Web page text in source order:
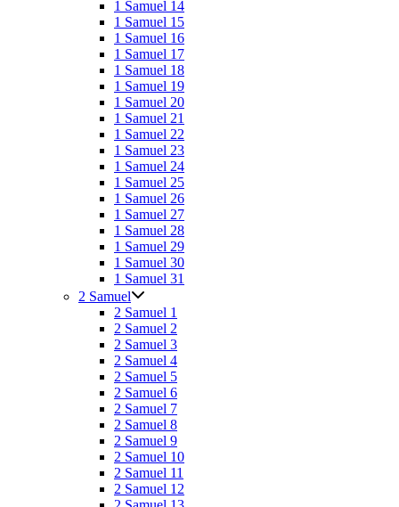
1 Samuel 14
1 Samuel 15
1 Samuel 16
1 Samuel 17
1 Samuel 18
1 Samuel 19
1 Samuel 20
1 Samuel 21
1 Samuel 22
1 Samuel 23
1 Samuel 24
1 Samuel 25
1 Samuel 26
1 Samuel 27
1 Samuel 28
1 Samuel 29
1 Samuel 30
1 Samuel 31
2 Samuel
2 Samuel 1
2 Samuel 2
2 Samuel 3
2 Samuel 4
2 Samuel 5
2 Samuel 6
2 Samuel 7
2 Samuel 8
2 Samuel 9
2 Samuel 10
2 Samuel 11
2 Samuel 12